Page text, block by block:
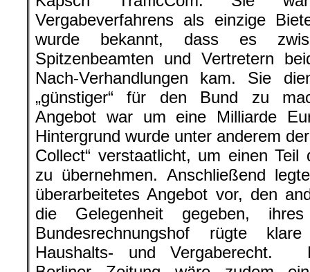
Vergabeverfahrens als einzige
wurde bekannt, dass es
Spitzenbeamten und Vertretern
Nach-Verhandlungen kam. Sie
„günstiger“ für den Bund zu
Angebot war um eine Milliarde
Hintergrund wurde unter anderem
Collect“ verstaatlicht, um einen
zu übernehmen. Anschließend
überarbeitetes Angebot vor, den
die Gelegenheit gegeben,
Bundesrechnungshof rügte
Haushalts- und Vergaberecht.